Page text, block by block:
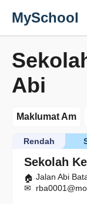
MySchool
Abi
Maklumat Am
Sekolah
Rendah
Jalan Abi